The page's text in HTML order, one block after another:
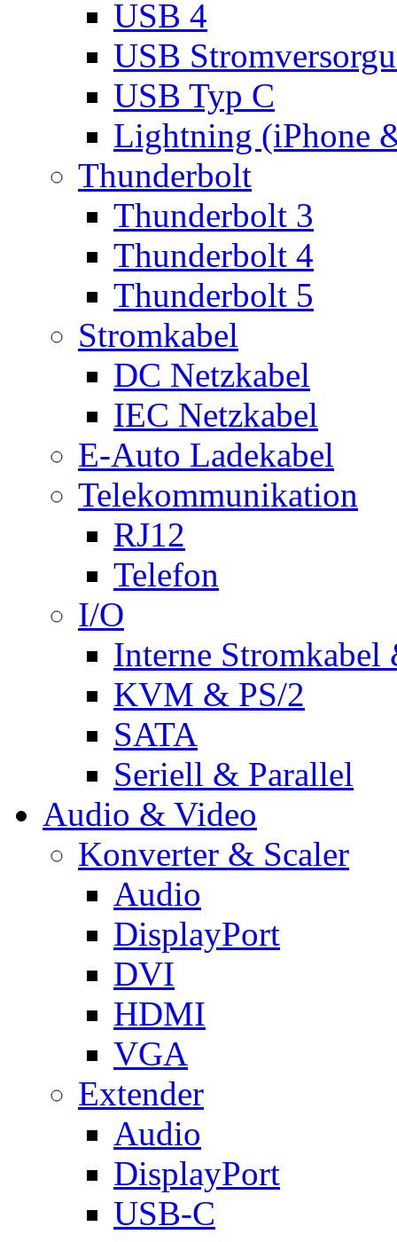
USB 4
USB
USB Typ C
Lightning (iPhone
Thunderbolt
Thunderbolt 3
Thunderbolt 4
Thunderbolt 5
Stromkabel
DC Netzkabel
IEC Netzkabel
E-Auto Ladekabel
Telekommunikation
RJ12
Telefon
I/O
Interne Stromkabel
KVM & PS/2
SATA
Seriell & Parallel
Audio & Video
Konverter & Scaler
Audio
DisplayPort
DVI
HDMI
VGA
Extender
Audio
DisplayPort
USB-C